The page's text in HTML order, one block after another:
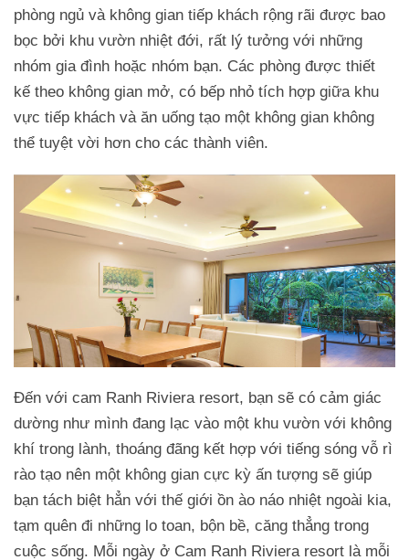
phòng ngủ và không gian tiếp khách rộng rãi được bao
bọc bởi khu vườn nhiệt đới, rất lý tưởng với những
nhóm gia đình hoặc nhóm bạn. Các phòng được thiết
kế theo không gian mở, có bếp nhỏ tích hợp giữa khu
vực tiếp khách và ăn uống tạo một không gian không
thể tuyệt vời hơn cho các thành viên.
Đến với cam Ranh Riviera resort, bạn sẽ có cảm giác
dường như mình đang lạc vào một khu vườn với không
khí trong lành, thoáng đãng kết hợp với tiếng sóng vỗ rì
rào tạo nên một không gian cực kỳ ấn tượng sẽ giúp
bạn tách biệt hẳn với thế giới ồn ào náo nhiệt ngoài kia,
tạm quên đi những lo toan, bộn bề, căng thẳng trong
cuộc sống. Mỗi ngày ở Cam Ranh Riviera resort là mỗi